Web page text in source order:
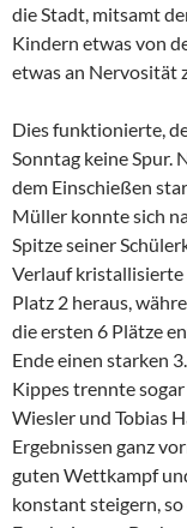
die Stadt, mitsamt
Kindern etwas von
etwas an Nervosität
Dies funktionierte,
Sonntag keine Spur.
dem Einschießen
Müller konnte sich
Spitze seiner
Verlauf kristallisierte
Platz 2 heraus,
die ersten 6 Plätze
Ende einen starken
Kippes trennte
Wiesler und Tobias
Ergebnissen ganz
guten Wettkampf
konstant steigern,